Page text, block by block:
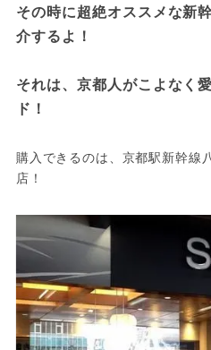
その時に超絶オススメな新
介するよ！
それは、京都人がこよなく
ド！
購入できるのは、京都駅新幹線
店！